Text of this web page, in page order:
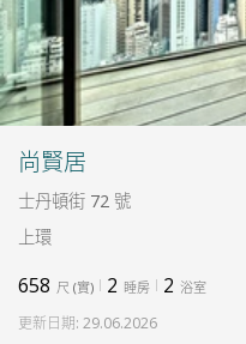
尚賢居
士丹頓街 72 號
上環
658 尺 (實) 2 睡房 2 浴室
更新日期: 29.06.2026